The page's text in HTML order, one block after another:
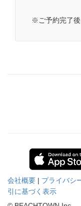
※ご予約完了
会社概要 | プライバシ
引に基づく表示